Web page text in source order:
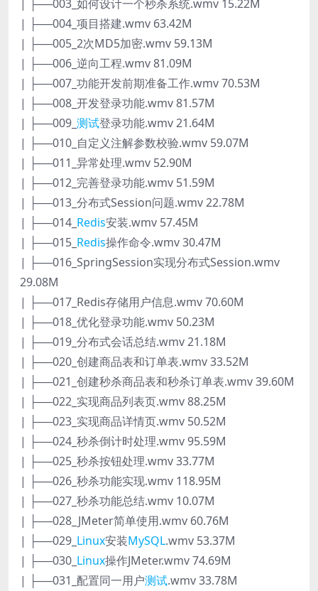
| ├──003_如何设计一个秒杀系统.wmv 15.22M
| ├──004_项目搭建.wmv 63.42M
| ├──005_2次MD5加密.wmv 59.13M
| ├──006_逆向工程.wmv 81.09M
| ├──007_功能开发前期准备工作.wmv 70.53M
| ├──008_开发登录功能.wmv 81.57M
| ├──009_ 测试登录功能.wmv 21.64M
| ├──010_自定义注解参数校验.wmv 59.07M
| ├──011_异常处理.wmv 52.90M
| ├──012_完善登录功能.wmv 51.59M
| ├──013_分布式Session问题.wmv 22.78M
| ├──014_ Redis安装.wmv 57.45M
| ├──015_ Redis操作命令.wmv 30.47M
| ├──016_SpringSession实现分布式Session.wmv
29.08M
| ├──017_Redis存储用户信息.wmv 70.60M
| ├──018_优化登录功能.wmv 50.23M
| ├──019_分布式会话总结.wmv 21.18M
| ├──020_创建商品表和订单表.wmv 33.52M
| ├──021_创建秒杀商品表和秒杀订单表.wmv 39.60M
| ├──022_实现商品列表页.wmv 88.25M
| ├──023_实现商品详情页.wmv 50.52M
| ├──024_秒杀倒计时处理.wmv 95.59M
| ├──025_秒杀按钮处理.wmv 33.77M
| ├──026_秒杀功能实现.wmv 118.95M
| ├──027_秒杀功能总结.wmv 10.07M
| ├──028_JMeter简单使用.wmv 60.76M
| ├──029_ Linux安装MySQL.wmv 53.37M
| ├──030_ Linux操作JMeter.wmv 74.69M
| ├──031_配置同一用户测试.wmv 33.78M